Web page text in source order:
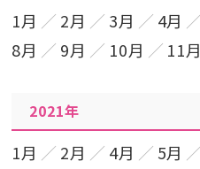
1月 2月 3月 4月
8月
9月 10月 11月
2021年
1月 2月 4月 5月